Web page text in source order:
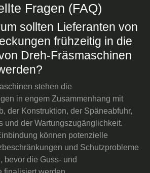
Fragen (FAQ)
sollten Lieferanten von
frühzeitig in die
Dreh-Fräsmaschinen
stehen die
in engem Zusammenhang mit
der Konstruktion, der Späneabfuhr,
und der Wartungszugänglichkeit.
können potenzielle
und Schutzprobleme
bevor die Guss- und